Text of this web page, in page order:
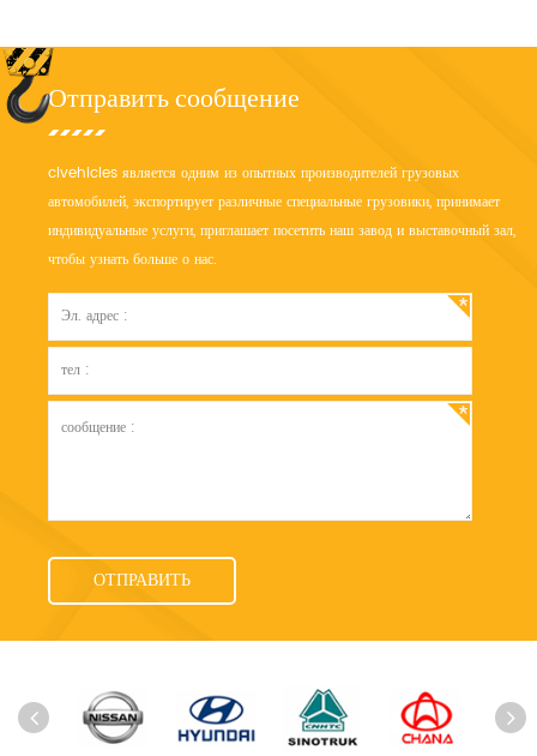
Отправить сообщение
clvehicles является одним из опытных производителей грузовых
автомобилей, экспортирует различные специальные грузовики, принимает
индивидуальные услуги, приглашает посетить наш завод и выставочный зал,
чтобы узнать больше о нас.